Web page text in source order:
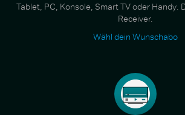
Tablet, PC, Konsole, Smart TV oder Handy.
Receiver.
Wähl dein Wunschabo